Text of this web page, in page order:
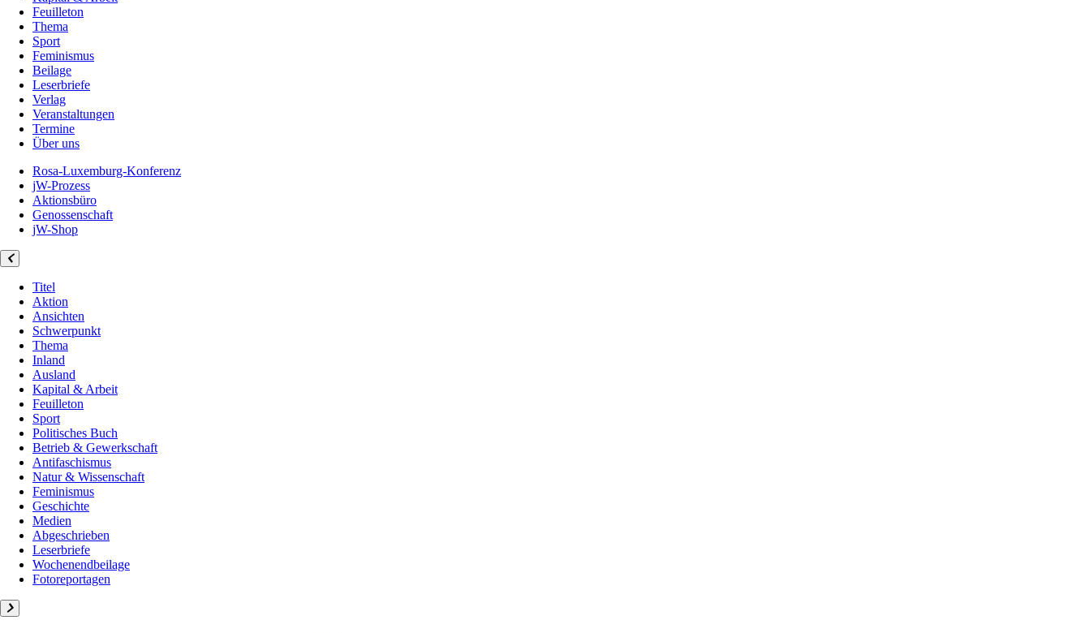
Feuilleton
Thema
Sport
Feminismus
Beilage
Leserbriefe
Verlag
Veranstaltungen
Termine
Über uns
Rosa-Luxemburg-Konferenz
jW-Prozess
Aktionsbüro
Genossenschaft
jW-Shop
Titel
Aktion
Ansichten
Schwerpunkt
Thema
Inland
Ausland
Kapital & Arbeit
Feuilleton
Sport
Politisches Buch
Betrieb & Gewerkschaft
Antifaschismus
Natur & Wissenschaft
Feminismus
Geschichte
Medien
Abgeschrieben
Leserbriefe
Wochenendbeilage
Fotoreportagen